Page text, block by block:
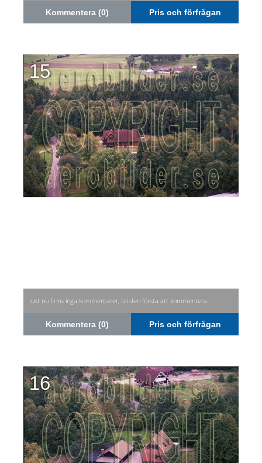
Kommentera (0) Pris och förfrågan
15
Just nu finns inga kommentarer, bli den första att kommentera.
Kommentera (0) Pris och förfrågan
16